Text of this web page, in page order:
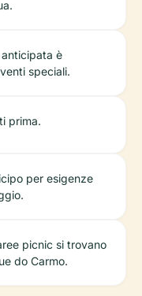
è
speciali.
prima.
per esigenze
picnic si trovano
do Carmo.